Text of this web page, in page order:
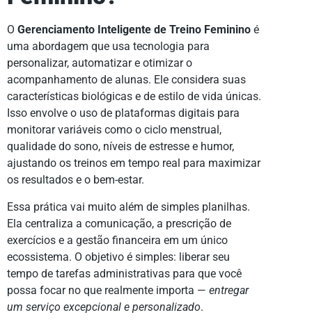
O Gerenciamento Inteligente de Treino Feminino é
uma abordagem que usa tecnologia para
personalizar, automatizar e otimizar o
acompanhamento de alunas. Ele considera suas
características biológicas e de estilo de vida únicas.
Isso envolve o uso de plataformas digitais para
monitorar variáveis como o ciclo menstrual,
qualidade do sono, níveis de estresse e humor,
ajustando os treinos em tempo real para maximizar
os resultados e o bem-estar.
Essa prática vai muito além de simples planilhas.
Ela centraliza a comunicação, a prescrição de
exercícios e a gestão financeira em um único
ecossistema. O objetivo é simples: liberar seu
tempo de tarefas administrativas para que você
possa focar no que realmente importa — entregar
um serviço excepcional e personalizado.